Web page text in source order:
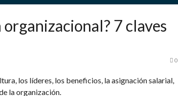
7 claves
0
los líderes, los beneficios, la asignación salarial,
la organización.